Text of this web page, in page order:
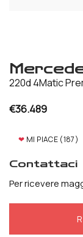
220d 4Matic
€36.489
❤ MI PIACE (187)
Contattaci
Per ricevere